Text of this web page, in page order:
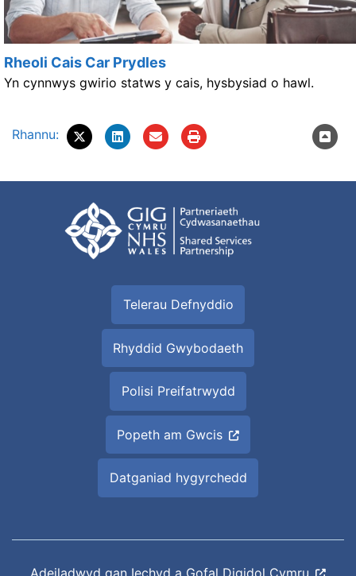
Rheoli Cais Car Prydles
Yn cynnwys gwirio statws y cais, hysbysiad o hawl.
Rhannu:
Telerau Defnyddio
Rhyddid Gwybodaeth
Polisi Preifatrwydd
Popeth am Gwcis
Datganiad hygyrchedd
Adeiladwyd gan Iechyd a Gofal Digidol Cymru